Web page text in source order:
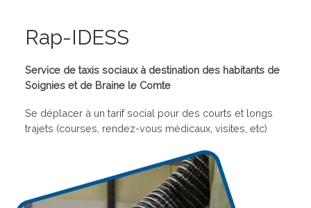
Rap-IDESS
Service de taxis sociaux à destination des habitants de
Soignies et de Braine le Comte
Se déplacer à un tarif social pour des courts et longs
trajets (courses, rendez-vous médicaux, visites, etc)